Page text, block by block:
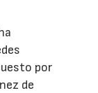
por
de